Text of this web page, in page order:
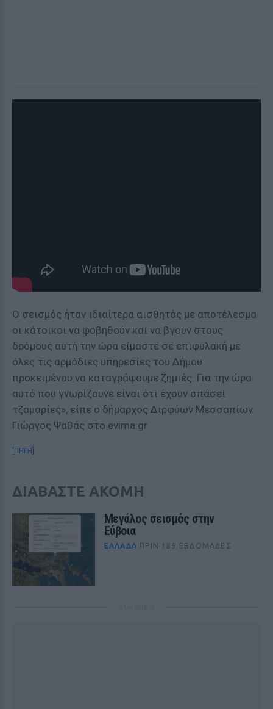
Ο σεισμός ήταν ιδιαίτερα αισθητός με αποτέλεσμα
οι κάτοικοι να φοβηθούν και να βγουν στους
δρόμους αυτή την ώρα είμαστε σε επιφυλακή με
όλες τις αρμόδιες υπηρεσίες του Δήμου
προκειμένου να καταγράψουμε ζημιές. Για την ώρα
αυτό που γνωρίζουνε είναι ότι έχουν σπάσει
τζαμαρίες», είπε ο δήμαρχος Διρφύων Μεσσαπίων
Γιώργος Ψαθάς στο evima.gr
[ΠΗΓΗ]
ΔΙΑΒΑΣΤΕ ΑΚΟΜΗ
Μεγάλος σεισμός στην
Εύβοια
ΕΛΛΆΔΑ ΠΡΙΝ 189 ΕΒΔΟΜΆΔΕΣ